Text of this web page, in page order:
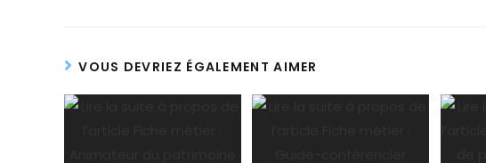
VOUS DEVRIEZ ÉGALEMENT AIMER